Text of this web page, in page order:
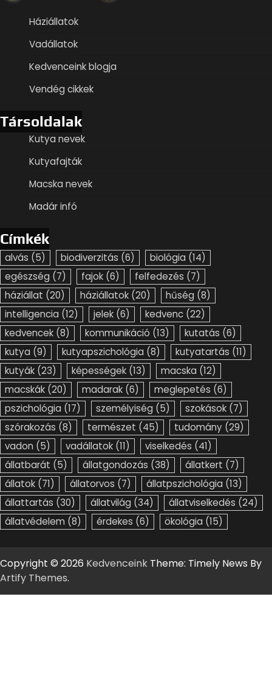
Háziállatok
Vadállatok
Kedvenceink blogja
Vendég cikkek
Társoldalak
Kutya nevek
Kutyafajták
Macska nevek
Madár infó
Címkék
alvás (5) biodiverzitás (6) biológia (14)
egészség (7) fajok (6) felfedezés (7)
háziállat (20) háziállatok (20) hűség (8)
intelligencia (12) jelek (6) kedvenc (22)
kedvencek (8) kommunikáció (13) kutatás (6)
kutya (9) kutyapszichológia (8) kutyatartás (11)
kutyák (23) képességek (13) macska (12)
macskák (20) madarak (6) meglepetés (6)
pszichológia (17) személyiség (5) szokások (7)
szórakozás (8) természet (45) tudomány (29)
vadon (5) vadállatok (11) viselkedés (41)
állatbarát (5) állatgondozás (38) állatkert (7)
állatok (71) állatorvos (7) állatpszichológia (13)
állattartás (30) állatvilág (34) állatviselkedés (24)
állatvédelem (8) érdekes (6) ökológia (15)
Copyright © 2026 Kedvenceink Theme: Timely News By
Artify Themes.